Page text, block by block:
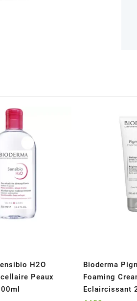
H2O
Peaux
Bioderma
Foaming
Eclaircissant